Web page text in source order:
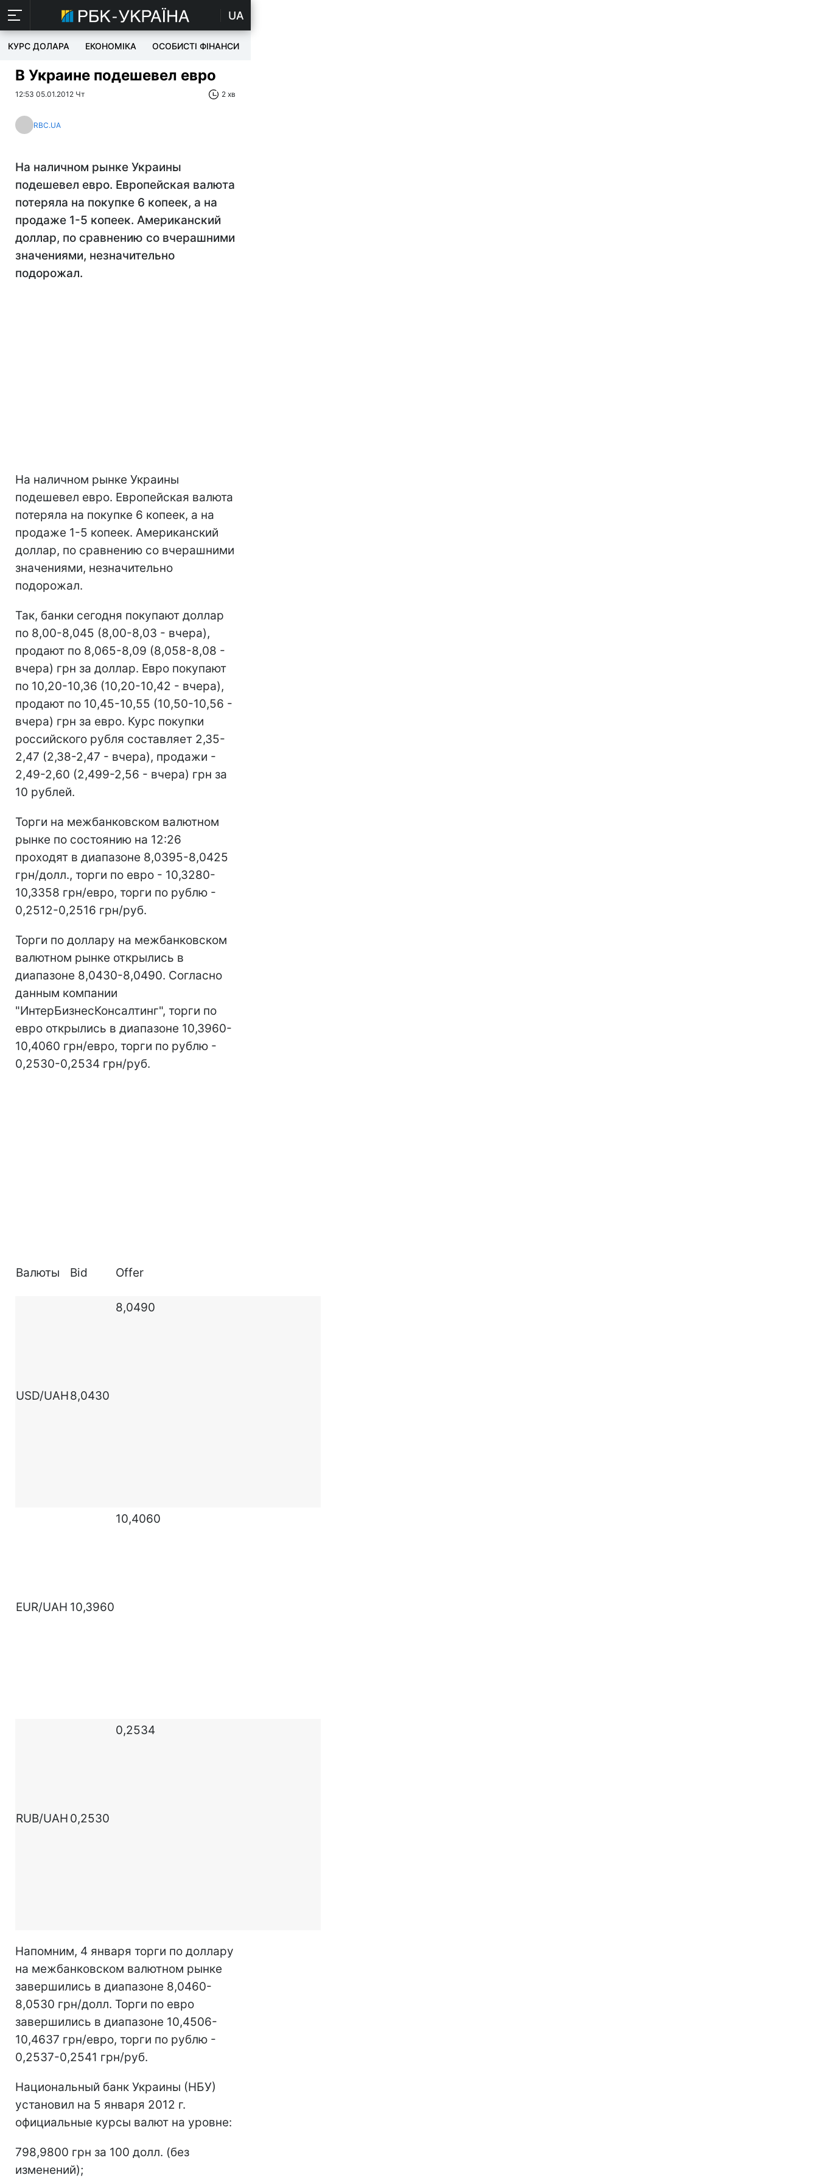
UA
КУРС ДОЛАРА ЕКОНОМІКА ОСОБИСТІ ФІНАНСИ
В Украине подешевел евро
12:53 05.01.2012 Чт 2 хв
RBC.UA
На наличном рынке Украины
подешевел евро. Европейская валюта
потеряла на покупке 6 копеек, а на
продаже 1-5 копеек. Американский
доллар, по сравнению со вчерашними
значениями, незначительно
подорожал.
На наличном рынке Украины
подешевел евро. Европейская валюта
потеряла на покупке 6 копеек, а на
продаже 1-5 копеек. Американский
доллар, по сравнению со вчерашними
значениями, незначительно
подорожал.
Так, банки сегодня покупают доллар
по 8,00-8,045 (8,00-8,03 - вчера),
продают по 8,065-8,09 (8,058-8,08 -
вчера) грн за доллар. Евро покупают
по 10,20-10,36 (10,20-10,42 - вчера),
продают по 10,45-10,55 (10,50-10,56 -
вчера) грн за евро. Курс покупки
российского рубля составляет 2,35-
2,47 (2,38-2,47 - вчера), продажи -
2,49-2,60 (2,499-2,56 - вчера) грн за
10 рублей.
Торги на межбанковском валютном
рынке по состоянию на 12:26
проходят в диапазоне 8,0395-8,0425
грн/долл., торги по евро - 10,3280-
10,3358 грн/евро, торги по рублю -
0,2512-0,2516 грн/руб.
Торги по доллару на межбанковском
валютном рынке открылись в
диапазоне 8,0430-8,0490. Согласно
данным компании
"ИнтерБизнесКонсалтинг", торги по
евро открылись в диапазоне 10,3960-
10,4060 грн/евро, торги по рублю -
0,2530-0,2534 грн/руб.
Валюты Bid Offer
USD/UAH8,0430
8,0490
EUR/UAH 10,3960
10,4060
RUB/UAH 0,2530
0,2534
Напомним, 4 января торги по доллару
на межбанковском валютном рынке
завершились в диапазоне 8,0460-
8,0530 грн/долл. Торги по евро
завершились в диапазоне 10,4506-
10,4637 грн/евро, торги по рублю -
0,2537-0,2541 грн/руб.
Национальный банк Украины (НБУ)
установил на 5 января 2012 г.
официальные курсы валют на уровне:
798,9800 грн за 100 долл. (без
изменений);